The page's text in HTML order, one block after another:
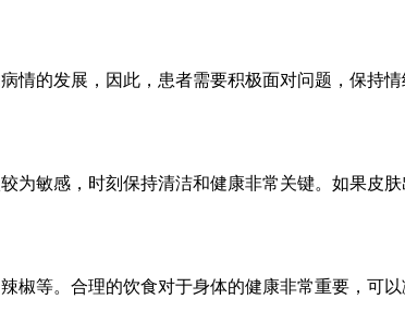
的发展，因此，患者需要积极面对问题，保持
为敏感，时刻保持清洁和健康非常关键。如果皮
等。合理的饮食对于身体的健康非常重要，可